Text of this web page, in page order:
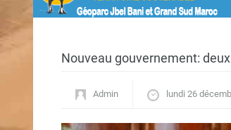
Nouveau gouvernement:
Admin lundi 26